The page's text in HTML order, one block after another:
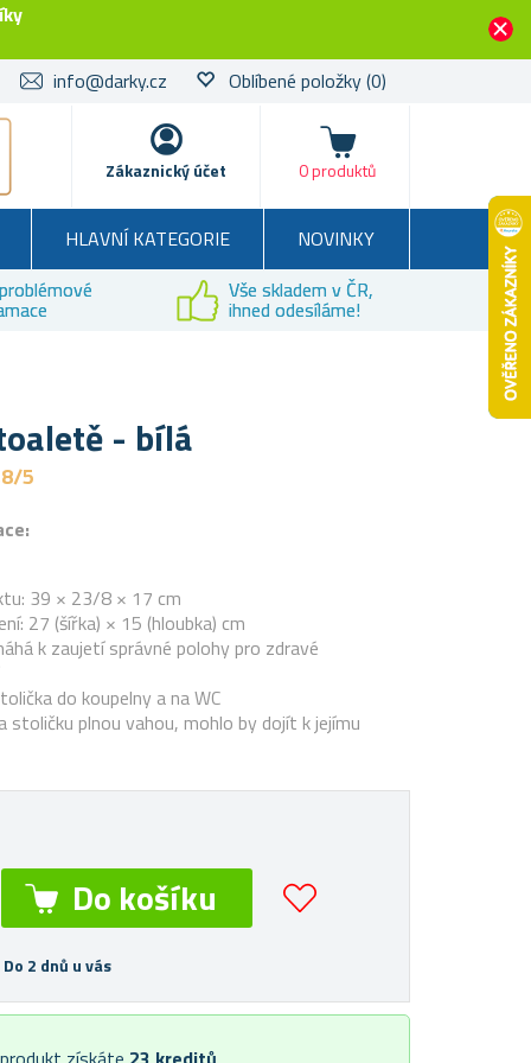
info@darky.cz Oblíbené položky(0)
Zákaznický účet
Košík
0 produktů
HLAVNÍ KATEGORIE
NOVINKY
Vše skladem v ČR,
ihned odesíláme!
- bílá
5
39 × 23/8 × 17 cm
27 (šířka) × 15 (hloubka) cm
k zaujetí správné polohy pro zdravé
do koupelny a na WC
stoličku plnou vahou, mohlo by dojít k jejímu
2 dnů u vás